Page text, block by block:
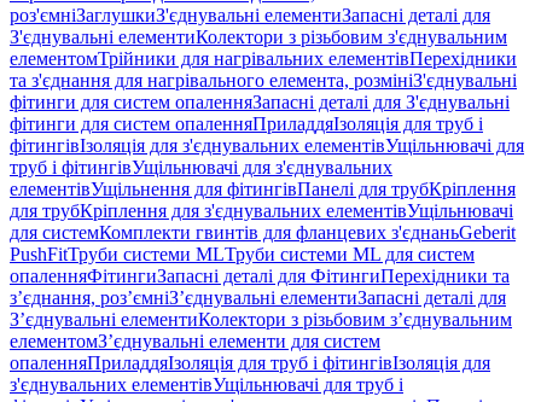
роз'ємніЗаглушкиЗ'єднувальні елементиЗапасні деталі для
З'єднувальні елементиКолектори з різьбовим з'єднувальним
елементомТрійники для нагрівальних елементівПерехідники
та з'єднання для нагрівального елемента, розмініЗ'єднувальні
фітинги для систем опаленняЗапасні деталі для З'єднувальні
фітинги для систем опаленняПриладдяІзоляція для труб і
фітингівІзоляція для з'єднувальних елементівУщільнювачі для
труб і фітингівУщільнювачі для з'єднувальних
елементівУщільнення для фітингівПанелі для трубКріплення
для трубКріплення для з'єднувальних елементівУщільнювачі
для системКомплекти гвинтів для фланцевих з'єднаньGeberit
PushFitТруби системи MLТруби системи ML для систем
опаленняФітингиЗапасні деталі для ФітингиПерехідники та
з’єднання, роз’ємніЗ’єднувальні елементиЗапасні деталі для
З’єднувальні елементиКолектори з різьбовим з’єднувальним
елементомЗ’єднувальні елементи для систем
опаленняПриладдяІзоляція для труб і фітингівІзоляція для
з'єднувальних елементівУщільнювачі для труб і